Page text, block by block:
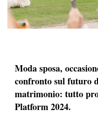
Moda sposa,
confronto sul futuro
matrimonio: tutto
Platform 2024.